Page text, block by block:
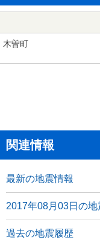
木曽町
関連情報
最新の地震情報
2017年08月03日の地
過去の地震履歴